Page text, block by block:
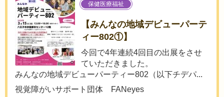
保健医療福祉
【みんなの地域デビューパーテ
ィー802①】
今回で4年連続4回目の出展をさせ
ていただきました。
みんなの地域デビューパーティー802（以下チデパ...
視覚障がいサポート団体 FANeyes